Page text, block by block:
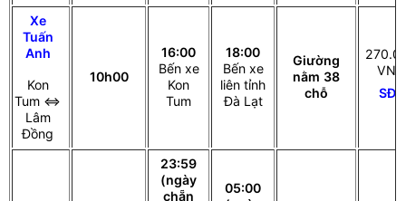
Xe
Tuấn
Anh
Kon
Tum ⇔
Lâm
Đồng
10h00
16:00
Bến xe
Kon
Tum
18:00
Bến xe
liên tỉnh
Đà Lạt
Giường
nằm 38
chỗ
VNĐ
SĐT
23:59
(ngày
chẵn
05:00